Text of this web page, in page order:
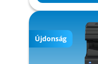
Újdonság